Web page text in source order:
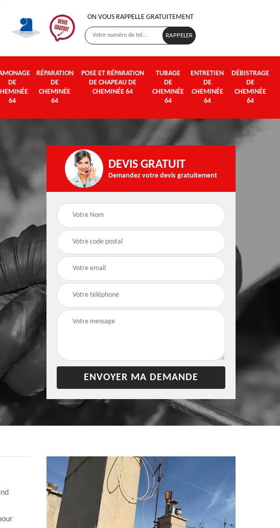
ON VOUS RAPPELLE GRATUITEMENT
DE
64
RÉPARATION
DE
CHEMINÉE
64
POSE ET RÉPARATION
DE CHAPEAU DE
CHEMINÉE 64
TUBAGE
DE
CHEMINÉE
64
ENTRETIEN
DE
CHEMINÉE
64
DÉBISTRAGE
DE
CHEMINÉE
64
Ramonage 64
Poseur et pose de
poêle à bois et
DEVIS GRATUIT
Demandez votre devis gratuitement